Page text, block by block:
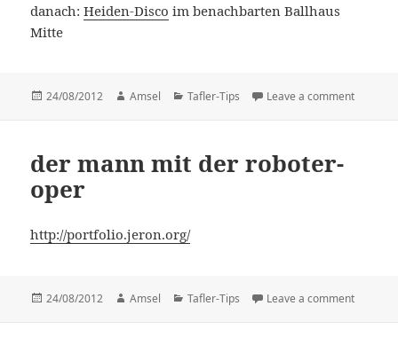
danach:Heiden-Disco im benachbarten Ballhaus
Mitte
Posted
24/08/2012 Author
Amsel Categories
Tafler-Tips Leave a comment
der mann mit der roboter-
oper
http://portfolio.jeron.org/
Posted
24/08/2012 Author
Amsel Categories
Tafler-Tips Leave a comment